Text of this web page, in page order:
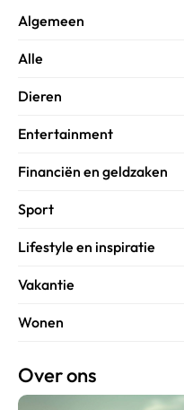
Algemeen
Alle
Dieren
Entertainment
Financiën en geldzaken
Sport
Lifestyle en inspiratie
Vakantie
Wonen
Over ons